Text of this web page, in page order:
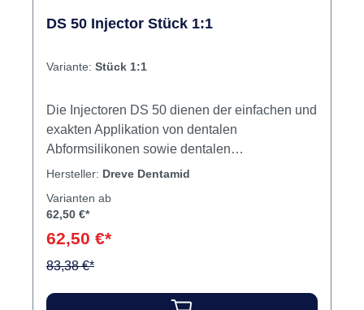
DS 50 Injector Stück 1:1
Variante: Stück 1:1
Die Injectoren DS 50 dienen der einfachen und
exakten Applikation von dentalen
Abformsilikonen sowie dentalen
Bißregistraten. Inhalt Dispenser Produktvideos:
Hersteller: Dreve Dentamid
Varianten ab
62,50 €*
62,50 €*
83,38 €*